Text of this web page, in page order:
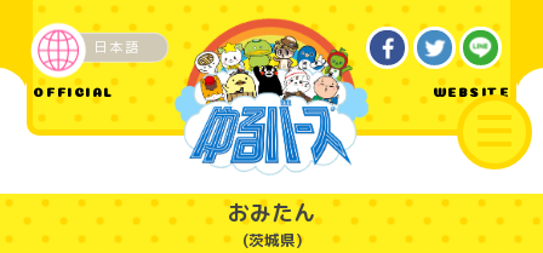
OFFICIAL WEBSITE
日本語
ご当地
おみたん
(茨城県)